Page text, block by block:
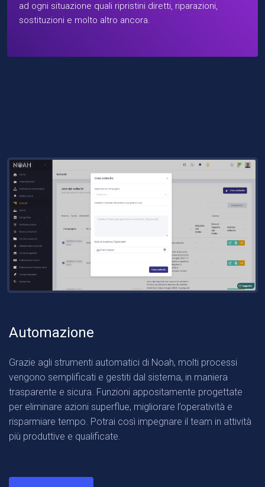
ad ogni situazione quali ripristini diretti, riparazioni,
sostituzioni e molto altro ancora.
Automazione
Grazie agli strumenti automatici di Noah, molti processi
vengono semplificati e gestiti dal sistema, in maniera
trasparente e sicura. Funzioni appositamente progettate
per eliminare azioni superflue, migliorare l’operatività e
risparmiare tempo. Potrai così impegnare il team in attività
più produttive e qualificate.